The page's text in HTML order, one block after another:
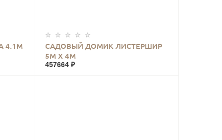
4.1М
САДОВЫЙ ДОМИК ЛИСТЕРШИР
5М Х 4М
457664 ₽
КУПИТЬ